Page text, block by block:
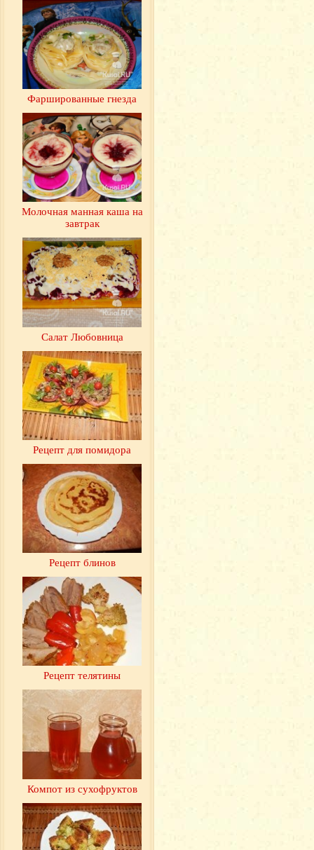
Фаршированные гнезда
Молочная манная каша на
завтрак
Салат Любовница
Рецепт для помидора
Рецепт блинов
Рецепт телятины
Компот из сухофруктов